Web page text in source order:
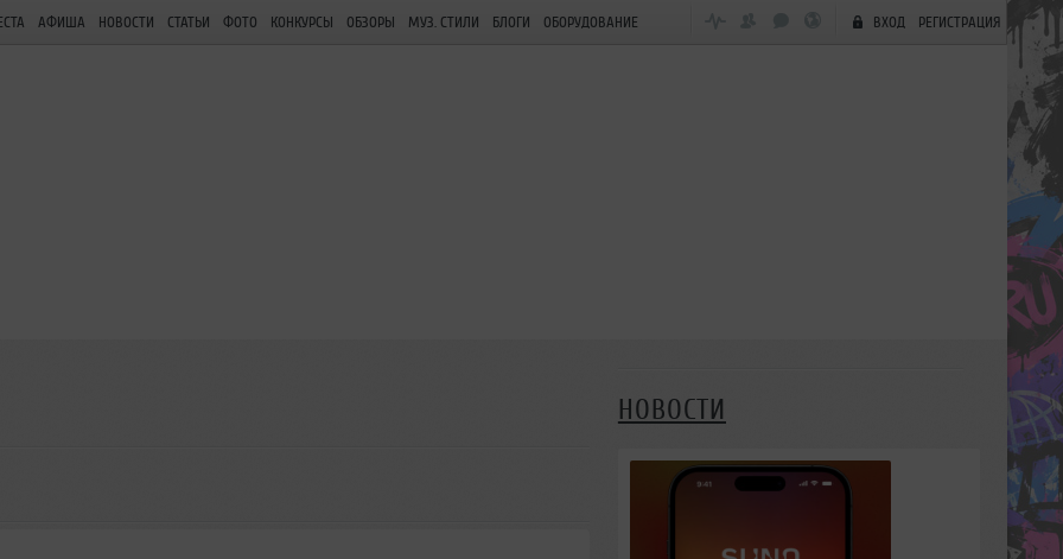
АФИША НОВОСТИ СТАТЬИ ФОТО КОНКУРСЫ ОБЗОРЫ МУЗ. СТИЛИ БЛОГИ ОБОРУДОВАНИЕ ВХОД РЕГИСТРАЦИЯ
НОВОСТИ